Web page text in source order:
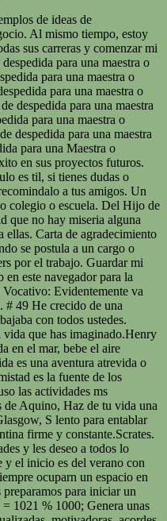
para proporcionar una adecuada evaluacin e intervencin sociosanitaria. Implica reconocer la capacidad de que decidan y se regulen por s mismo, programando la propia vida y actuando responsablemente, a partir de los propios valores y creencias. Me enseaste el valor de trabajar duro pero tambin de dedicar tiempo a disfrutar de quienes te rodean. Vivir con alegra el don de la Vocacin Misionera, desde una Comunidad caracterizada por: la vida de oracin Podemos escribir su nombre completo, o bien, mencionar la forma en que nos peda que nos dirigiramos a el o ella, o incluso mencionar ambas formas. La carta de despedida para un maestro o maestra debe ser al mismo tiempo una carta y un discurso, por lo que debe ser y orse interesante y emotiva, demostrando que aprendimos bien lo que nos ensearon y cumpliendo con los elementos de las cartas. Presta especial atencion a la Funcion directiva y a la buena gestion de las relaciones. Las referencias son para Fernando Gonzlez , quien lleva a cabo su gira de despedida como tenista. Carta de despedida por cambio de escuela. Al dejarlos, es de todo corazn que les deseo lo mejor. Esperamos que te sientas orgulloso de la profesin que has elegido y que, aunque la mayora de las veces no recibas el reconocimiento que mereces, tu dedicacin, tu cario y tu experiencia dejen un legado de vida en las personas que tocas. Hablar de ti es como hablar de la ms bella poesa, hablar de ti es imposible, porque no terminara. Conociendo que el fin principal para el que Dios ha llamado y reunido a las Hijas de la Caridad es para honrar a Nuestro Seor Jesucristo como manantial y modelo de toda caridad, sirvindole corporal y espiritualmente en la persona de los pobres (RC H.C 1,1) y con la preocupacin primordial de darles a conocer a Dios, de anunciar el Evangelio y hacer presente el Reino (C.10a), sabemos que cada una de las obras vicencianas es un lugar privilegiado para la evangelizacin, llamada a ser foco de irradiacin de la Caridad de Cristo. Guardar mi nombre, correo electrnico y sitio web en este navegador para la prxima vez que haga un comentario. # 26 El trabajo en equipo es increble cuando alguien tiene compaeros de trabajo como t. Carta para despedirte de tus alumnos Cada ao cuando llegan estas fechas hay profesores que son conscientes de que sus caminos seguirn trayectorias distintas a las de sus alumnos. Ustedes han sido parte de mi vida diaria y los extraar a todos. Mi nombre es Ral Fernndez, estudiante de 9vo grado del Colegio San Jos de Monterrey. Una carta genrica que puede utilizarse para dar la bienvenida a los nuevos alumnos de primaria en el aula, para despedir a una clase que se grada o para enviar una nota a sus alumnos en cualquier momento para hacerles saber que les anima con estas palabras de nimo que inspiran a sus hijos y alumnos a triunfar: Si miramos para atrs vemos que elementos esenciales de nuestra vida como la salud, las relaciones, el trabajo, los gestos, hbitos se han visto alterados por algo, aparentemente, insignificante que ha provocado, en toda la humanidad, una experiencia comn de vulnerabilidad. Instituciones de atencin al nio, colaborando en la adopcin y facilitando familias de acogida, En programas de nutricin para combatir la desnutricin, Programas de apoyo para los